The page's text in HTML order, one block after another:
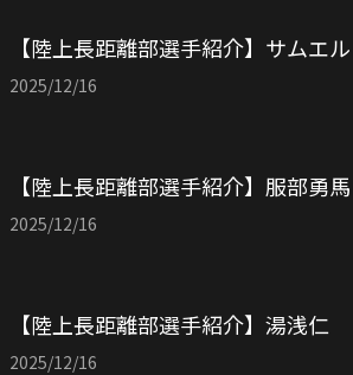
【陸上長距離部選手紹介】サムエ
2025/12/16
【陸上長距離部選手紹介】服部勇馬
2025/12/16
【陸上長距離部選手紹介】湯浅仁
2025/12/16